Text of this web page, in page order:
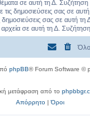
σε αυτή τη Δ. Συζήτηση
τις δημοσιεύσεις σας σε
δημοσιεύσεις σας σε αυτή
σε αυτή τη Δ. Συζήτηση
phpBB® Forum Software ©
μετάφραση από το
Απόρρητο|Όροι